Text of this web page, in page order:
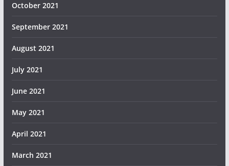
October 2021
September 2021
August 2021
July 2021
June 2021
May 2021
April 2021
March 2021